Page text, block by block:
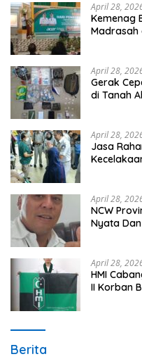
April 28,
Kemenag
Madrasah
April 28,
Gerak
di Tanah
April 28,
Jasa
April 28,
NCW
Nyata
April 28,
HMI
II Korban
Berita